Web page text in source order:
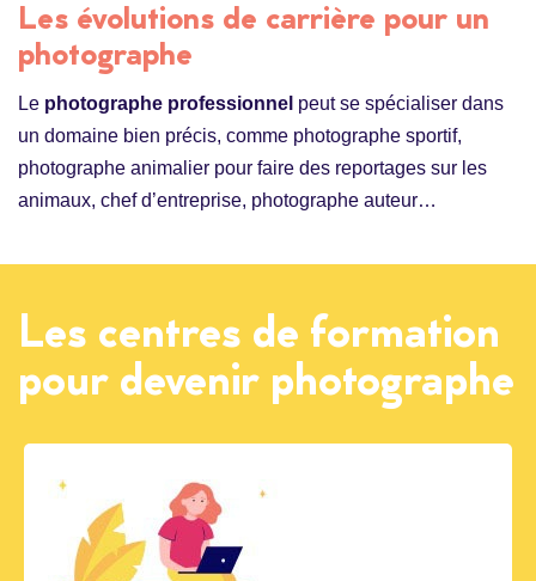
Les évolutions de carrière pour un
photographe
Le photographe professionnel peut se spécialiser dans
un domaine bien précis, comme photographe sportif,
photographe animalier pour faire des reportages sur les
animaux, chef d’entreprise, photographe auteur…
Les centres de formation
pour devenir photographe